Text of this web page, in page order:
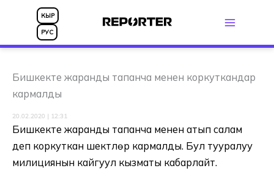
КЫР
РУС
Бишкекте жаранды тапанча менен коркуткандар
кармалды
20.02.2020 | 12:31
Бишкекте жаранды тапанча менен атып салам
деп коркуткан шектүүлөр кармалды. Бул тууралуу
милициянын кайгуул кызматы кабарлайт.